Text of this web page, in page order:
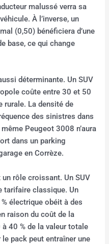
malussé verra sa
À l’inverse, un
(0,50) bénéficiera d’une
base, ce qui change
déterminante. Un SUV
coûte entre 30 et 50
rurale. La densité de
des sinistres dans
Peugeot 3008 n’aura
dans un parking
en Corrèze.
rôle croissant. Un SUV
tarifaire classique. Un
électrique obéit à des
raison du coût de la
40 % de la valeur totale
pack peut entraîner une